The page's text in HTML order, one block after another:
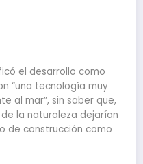
el desarrollo como
“una tecnología muy
al mar”, sin saber que,
la naturaleza dejarían
de construcción como